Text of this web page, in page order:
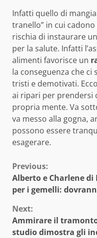
Infatti quello di
tranello” in cui
rischia di instaurare
per la salute. Infatti
alimenti favorisce un
la conseguenza che
tristi e demotivati.
ai ripari per prendersi
propria mente. Va
va messo alla gogna,
possono essere
esagerare.
Continue
Reading
Previous:
Alberto e Charlene
per i gemelli:
Next:
Ammirare il
studio dimostra gli